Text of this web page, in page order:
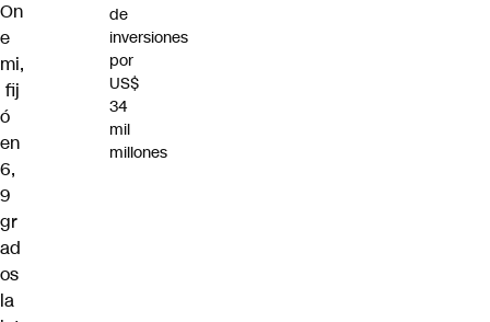
On
e
mi,
fij
ó
en
6,
9
gr
ad
os
la
de
inversiones
por
US$
34
mil
millones